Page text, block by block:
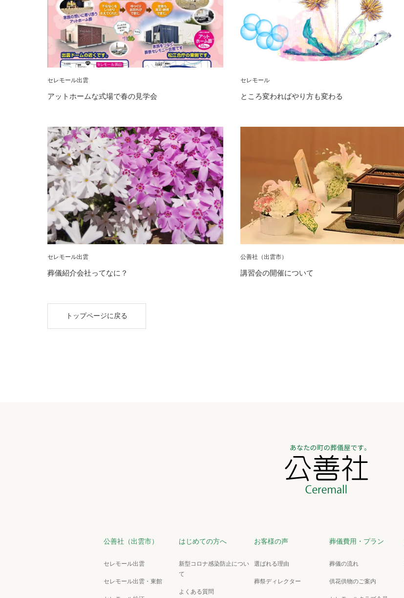
セレモール出雲
アットホームな式場で春の見学会
セレモール
ところ変わればやり方も変わる
セレモール出雲
葬儀紹介会社ってなに？
公善社（出雲市）
講習会の開催について
トップページに戻る
公善社（出雲市）
セレモール出雲
セレモール出雲・東館
はじめての方へ
新型コロナ感染防止につい
て
よくある質問
お客様の声
選ばれる理由
葬祭ディレクター
葬儀費用・プラン
葬儀の流れ
供花供物のご案内